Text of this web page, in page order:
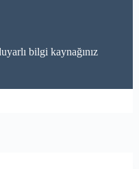
bilgi kaynağınız